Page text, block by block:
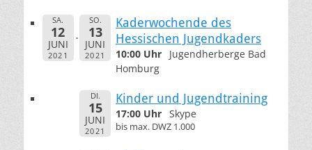
SA.
12
JUNI
2021
SO.
13
JUNI
2021
Kaderwochende des
Hessischen Jugendkaders
10:00 Uhr
Jugendherberge Bad
Homburg
DI.
15
JUNI
2021
Kinder und Jugendtraining
17:00 Uhr Skype
bis max. DWZ 1.000